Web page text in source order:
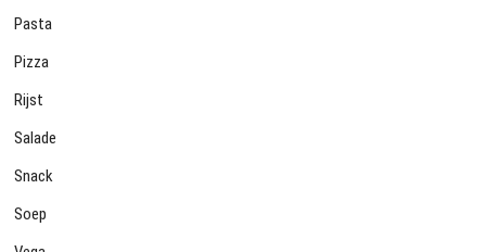
Pasta
Pizza
Rijst
Salade
Snack
Soep